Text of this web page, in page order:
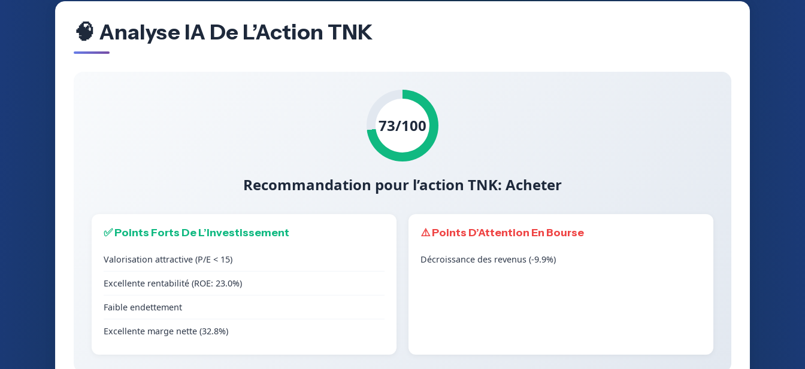
🧠 Analyse IA De L’Action TNK
73/100
Recommandation pour l’action TNK: Acheter
✅ Points Forts De L’Investissement
Valorisation attractive (P/E < 15)
Excellente rentabilité (ROE: 23.0%)
Faible endettement
Excellente marge nette (32.8%)
⚠️ Points D’Attention En Bourse
Décroissance des revenus (-9.9%)